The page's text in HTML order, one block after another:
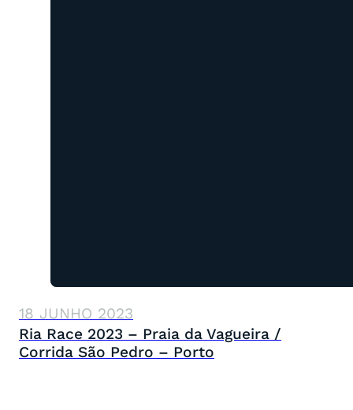
18 JUNHO 2023
Ria Race 2023 – Praia da Vagueira /
Corrida São Pedro – Porto